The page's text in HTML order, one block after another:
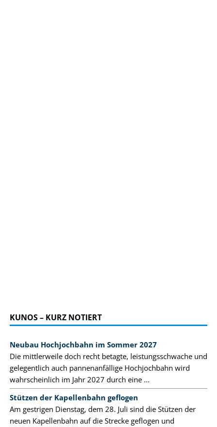
KUNOS – KURZ NOTIERT
Neubau Hochjochbahn im Sommer 2027
Die mittlerweile doch recht betagte, leistungsschwache und
gelegentlich auch pannenanfällige Hochjochbahn wird
wahrscheinlich im Jahr 2027 durch eine ...
Stützen der Kapellenbahn geflogen
Am gestrigen Dienstag, dem 28. Juli sind die Stützen der
neuen Kapellenbahn auf die Strecke geflogen und